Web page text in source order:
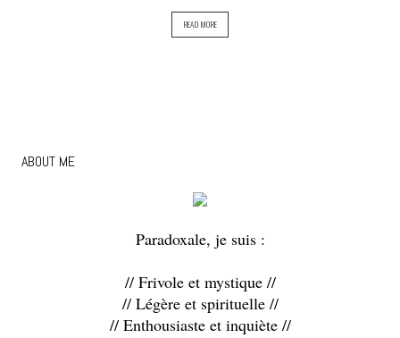
READ MORE
ABOUT ME
Paradoxale, je suis :
// Frivole et mystique //
// Légère et spirituelle //
// Enthousiaste et inquiète //